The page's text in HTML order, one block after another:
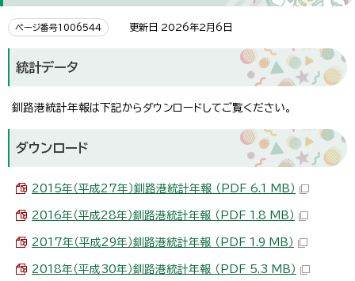
ページ番号1006544 更新日 2026年2月6日
統計データ
釧路港統計年報は下記からダウンロードしてご覧ください。
ダウンロード
2015年（平成27年）釧路港統計年報 （PDF 6.1 MB）
2016年（平成28年）釧路港統計年報 （PDF 1.8 MB）
2017年（平成29年）釧路港統計年報 （PDF 1.9 MB）
2018年（平成30年）釧路港統計年報 （PDF 5.3 MB）